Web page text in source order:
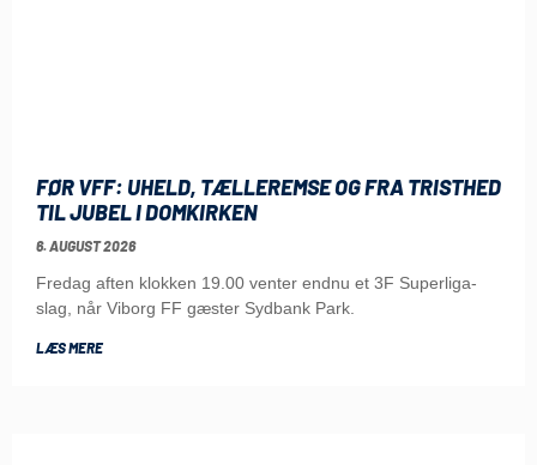
FØR VFF: UHELD, TÆLLEREMSE OG FRA TRISTHED
TIL JUBEL I DOMKIRKEN
6. AUGUST 2026
Fredag aften klokken 19.00 venter endnu et 3F Superliga-
slag, når Viborg FF gæster Sydbank Park.
LÆS MERE